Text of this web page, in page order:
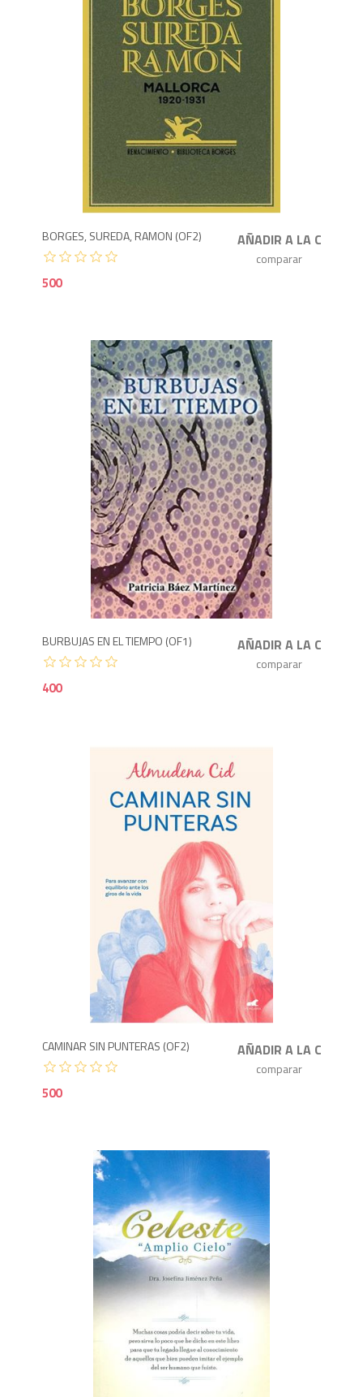
BORGES, SUREDA, RAMON (OF2)
500
BURBUJAS EN EL TIEMPO (OF1)
400
CAMINAR SIN PUNTERAS (OF2)
500